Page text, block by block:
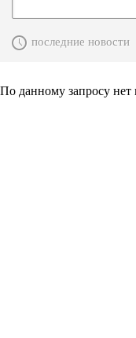
последние новости
По данному запросу нет